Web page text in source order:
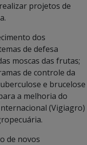
projetos de
dos
de defesa
moscas das frutas;
de controle da
e brucelose
a melhoria do
(Vigiagro)
de novos